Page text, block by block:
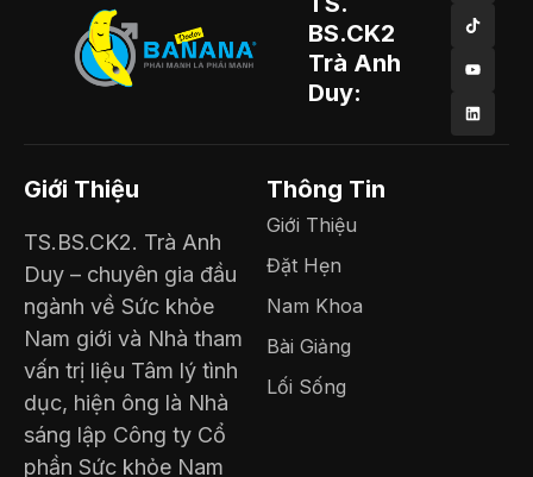
BS.CK2
Trà Anh
Duy:
Giới Thiệu
TS.BS.CK2. Trà Anh
Duy – chuyên gia đầu
ngành về Sức khỏe
Nam giới và Nhà tham
vấn trị liệu Tâm lý tình
dục, hiện ông là Nhà
sáng lập Công ty Cổ
phần Sức khỏe Nam
Thông Tin
Giới Thiệu
Đặt Hẹn
Nam Khoa
Bài Giảng
Lối Sống